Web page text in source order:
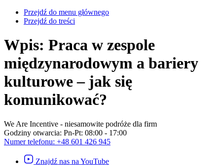
Przejdź do menu głównego
Przejdź do treści
Wpis: Praca w zespole
międzynarodowym a bariery
kulturowe – jak się
komunikować?
We Are Incentive - niesamowite podróże dla firm
Godziny otwarcia: Pn-Pt: 08:00 - 17:00
Numer telefonu: +48 601 426 945
Znajdź nas na YouTube